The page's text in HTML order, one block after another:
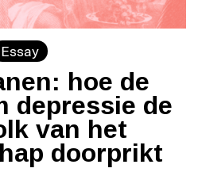
Essay
hoe de
depressie de
van het
doorprikt